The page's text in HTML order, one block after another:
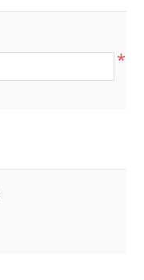
*